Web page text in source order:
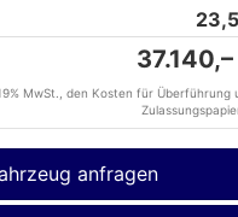
MwSt., den Kosten für Überführung
anfragen